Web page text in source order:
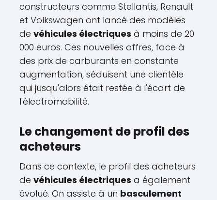
constructeurs comme Stellantis, Renault
et Volkswagen ont lancé des modèles
de véhicules électriques à moins de 20
000 euros. Ces nouvelles offres, face à
des prix de carburants en constante
augmentation, séduisent une clientèle
qui jusqu'alors était restée à l'écart de
l'électromobilité.
Le changement de profil des
acheteurs
Dans ce contexte, le profil des acheteurs
de véhicules électriques a également
évolué. On assiste à un basculement